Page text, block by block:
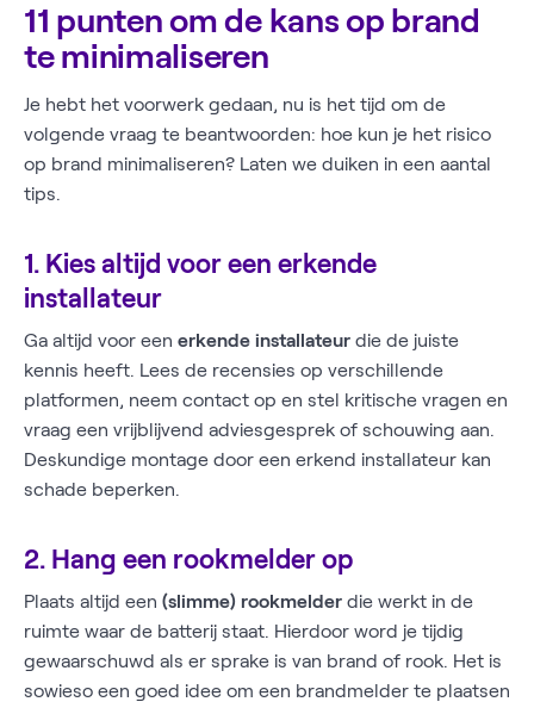
11 punten om de kans op brand
te minimaliseren
Je hebt het voorwerk gedaan, nu is het tijd om de
volgende vraag te beantwoorden: hoe kun je het risico
op brand minimaliseren? Laten we duiken in een aantal
tips.
1. Kies altijd voor een erkende
installateur
Ga altijd voor een erkende installateur die de juiste
kennis heeft. Lees de recensies op verschillende
platformen, neem contact op en stel kritische vragen en
vraag een vrijblijvend adviesgesprek of schouwing aan.
Deskundige montage door een erkend installateur kan
schade beperken.
2. Hang een rookmelder op
Plaats altijd een (slimme) rookmelder die werkt in de
ruimte waar de batterij staat. Hierdoor word je tijdig
gewaarschuwd als er sprake is van brand of rook. Het is
sowieso een goed idee om een brandmelder te plaatsen